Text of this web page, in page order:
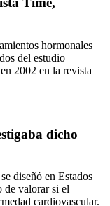
hormonales
del estudio
2002 en la revista
dicho
diseñó en Estados
de valorar si el
cardiovascular.